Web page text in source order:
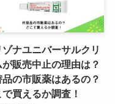
のインクはどこで買
ストア・コンビニ・
ルシアなど販売店を
ゾナユニバーサルクリ
が販売中止の理由は？
品の市販薬はあるの？
で買えるか調査！